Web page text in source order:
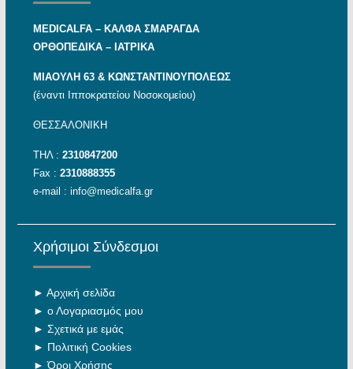
MEDICALFA – KAΛΦΑ ΣΜΑΡΑΓΔΑ
ΟΡΘΟΠΕΔΙΚΑ – ΙΑΤΡΙΚΑ
ΜΙΑΟΥΛΗ 63 & ΚΩΝΣΤΑΝΤΙΝΟΥΠΟΛΕΩΣ
(έναντι Ιπποκρατείου Νοσοκομείου)
ΘΕΣΣΑΛΟΝΙΚΗ
ΤΗΛ : 2310847200
Fax : 2310888355
e-mail : info@medicalfa.gr
Χρήσιμοι Σύνδεσμοι
► Αρχική σελίδα
► ο Λογαριασμός μου
► Σχετικά με εμάς
► Πολιτική Cookies
►Όροι Χρήσης